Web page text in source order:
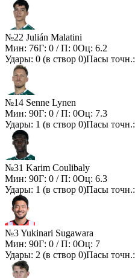
№22 Julián Malatini
Мин: 76Г: 0 / П: 0Оц: 6.2
Удары: 0 (в створ 0)Пасы точн.:
№14 Senne Lynen
Мин: 90Г: 0 / П: 0Оц: 7.3
Удары: 1 (в створ 0)Пасы точн.:
№31 Karim Coulibaly
Мин: 90Г: 0 / П: 0Оц: 6.3
Удары: 1 (в створ 0)Пасы точн.:
№3 Yukinari Sugawara
Мин: 90Г: 0 / П: 0Оц: 7
Удары: 2 (в створ 0)Пасы точн.: